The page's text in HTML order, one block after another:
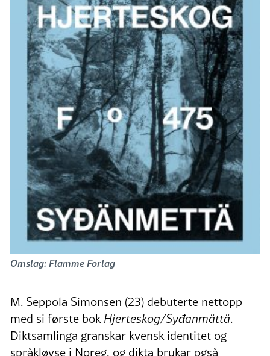
Omslag: Flamme Forlag
M. Seppola Simonsen (23) debuterte nettopp
med si første bokHjerteskog/Syđanmättä.
Diktsamlinga granskar kvensk identitet og
språkløyse i Noreg, og dikta brukar også